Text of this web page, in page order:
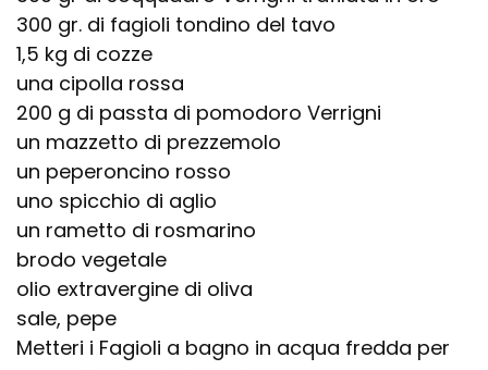
300 gr. di fagioli tondino del tavo
1,5 kg di cozze
una cipolla rossa
200 g di passta di pomodoro Verrigni
un mazzetto di prezzemolo
un peperoncino rosso
uno spicchio di aglio
un rametto di rosmarino
brodo vegetale
olio extravergine di oliva
sale, pepe
Metteri i Fagioli a bagno in acqua fredda per